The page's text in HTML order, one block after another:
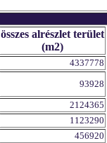
összes alrészlet terület
(m2)
4337778
93928
2124365
1123290
456920